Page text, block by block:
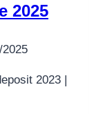
2025
2025
2023 |